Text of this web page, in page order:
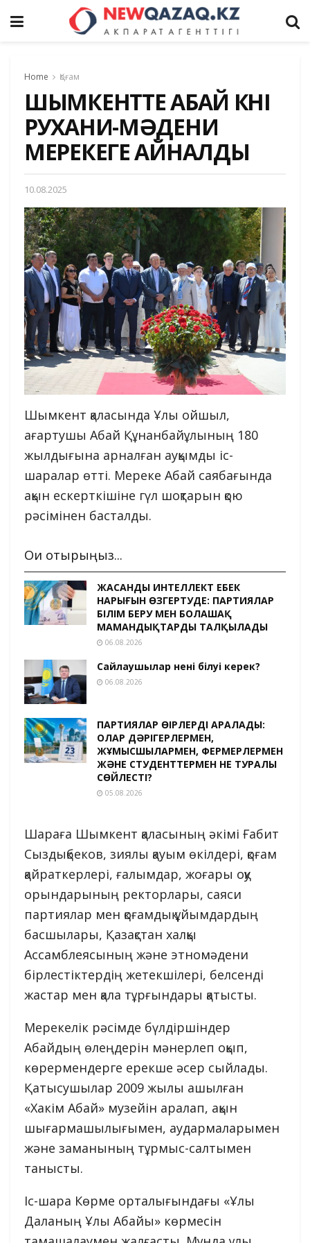
Home Қоғам
ШЫМКЕНТТЕ АБАЙ КҮНІ
РУХАНИ-МӘДЕНИ
МЕРЕКЕГЕ АЙНАЛДЫ
10.08.2025
Шымкент қаласында Ұлы ойшыл,
ағартушы Абай Құнанбайұлының 180
жылдығына арналған ауқымды іс-
шаралар өтті. Мереке Абай саябағында
ақын ескерткішіне гүл шоқтарын қою
рәсімінен басталды.
Оқи отырыңыз...
ЖАСАНДЫ ИНТЕЛЛЕКТ ЕҢБЕК
НАРЫҒЫН ӨЗГЕРТУДЕ: ПАРТИЯЛАР
БІЛІМ БЕРУ МЕН БОЛАШАҚ
МАМАНДЫҚТАРДЫ ТАЛҚЫЛАДЫ
06.08.2026
Сайлаушылар нені білуі керек?
06.08.2026
ПАРТИЯЛАР ӨҢІРЛЕРДІ АРАЛАДЫ:
ОЛАР ДӘРІГЕРЛЕРМЕН,
ЖҰМЫСШЫЛАРМЕН, ФЕРМЕРЛЕРМЕН
ЖӘНЕ СТУДЕНТТЕРМЕН НЕ ТУРАЛЫ
СӨЙЛЕСТІ?
05.08.2026
Шараға Шымкент қаласының әкімі Ғабит
Сыздықбеков, зиялы қауым өкілдері, қоғам
қайраткерлері, ғалымдар, жоғары оқу
орындарының ректорлары, саяси
партиялар мен қоғамдық ұйымдардың
басшылары, Қазақстан халқы
Ассамблеясының және этномәдени
бірлестіктердің жетекшілері, белсенді
жастар мен қала тұрғындары қатысты.
Мерекелік рәсімде бүлдіршіндер
Абайдың өлеңдерін мәнерлеп оқып,
көрермендерге ерекше әсер сыйлады.
Қатысушылар 2009 жылы ашылған
«Хакім Абай» музейін аралап, ақын
шығармашылығымен, аудармаларымен
және заманының тұрмыс-салтымен
танысты.
Іс-шара Көрме орталығындағы «Ұлы
Даланың Ұлы Абайы» көрмесін